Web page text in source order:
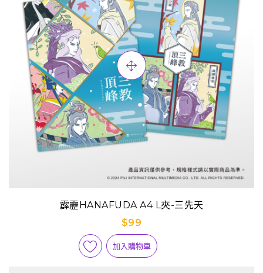
霹靂HANAFUDA A4 L夾-三先天
$99
加入購物車